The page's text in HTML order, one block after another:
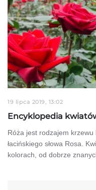
19 lipca 2019, 13:02
Encyklopedia
Róża jest rodzajem
łacińskiego słowa Rosa.
kolorach, od dobrze